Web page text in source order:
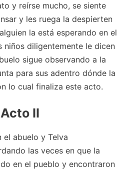
y reírse mucho, se siente
y les ruega la despierten
la está esperando en el
niños diligentemente le dicen
sigue observando a la
para sus adentro dónde la
lo cual finaliza este acto.
Acto II
el abuelo y Telva
las veces en que la
en el pueblo y encontraron